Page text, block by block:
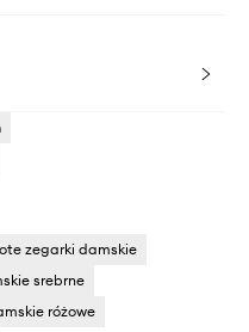
zegarki damskie
srebrne
różowe